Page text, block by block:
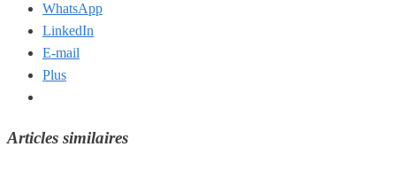
WhatsApp
LinkedIn
E-mail
Plus
Articles similaires